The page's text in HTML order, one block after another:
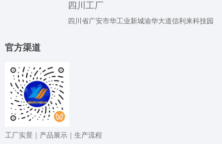
四川工厂
四川省广安市华工业新城渝华大道信利来科技园
官⽅渠道
⼯⼚实景｜产品展⽰｜⽣产流程